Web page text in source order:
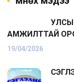
АМЖИЛТТАЙ
19/04/2026